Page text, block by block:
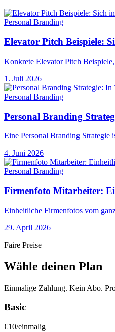
Personal Branding
Elevator Pitch Beispiele:
Konkrete Elevator Pitch
1. Juli 2026
Personal Branding
Personal Branding
Eine Personal Branding Strategie
4. Juni 2026
Personal Branding
Firmenfoto Mitarbeiter:
Einheitliche Firmenfotos vom
29. April 2026
Faire Preise
Wähle deinen Plan
Einmalige Zahlung. Kein Abo.
Basic
€10/einmalig